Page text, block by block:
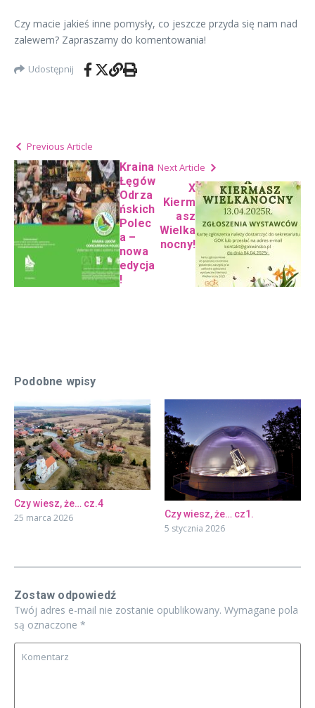
Czy macie jakieś inne pomysły, co jeszcze przyda się nam nad
zalewem? Zapraszamy do komentowania!
Udostępnij
Previous Article
Kraina
Łęgów
Odrza
ńskich
Polec
a –
nowa
edycja
!
Next Article
X
Kierm
asz
Wielka
nocny!
Podobne wpisy
Czy wiesz, że… cz.4
25 marca 2026 Czy wiesz, że… cz1.
5 stycznia 2026
Zostaw odpowiedź
Twój adres e-mail nie zostanie opublikowany. Wymagane pola
są oznaczone *